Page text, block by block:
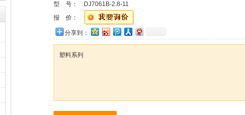
型 号：
DJ7061B-2.8-11
报 价：
分享到：
塑料系列